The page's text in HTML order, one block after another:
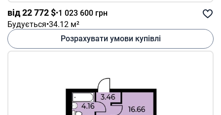
від 22 772 $•1 023 600 грн
Будується•34.12 м²
Розрахувати умови купівлі